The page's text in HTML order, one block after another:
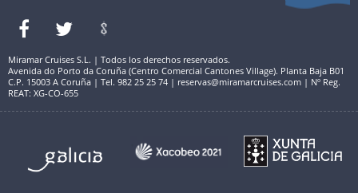
Miramar Cruises S.L. | Todos los derechos reservados.
Avenida do Porto da Coruña (Centro Comercial Cantones Village). Planta Baja B01
C.P. 15003 A Coruña | Tel. 982 25 25 74 | reservas@miramarcruises.com | Nº Reg.
REAT: XG-CO-655